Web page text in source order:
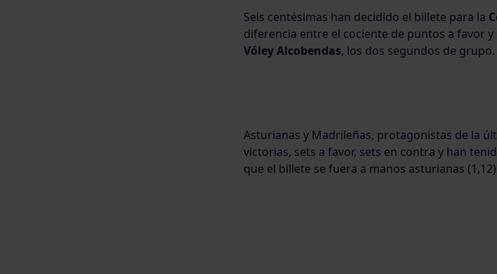
Seis centésimas han decidido el billete para la
diferencia entre el cociente de puntos a favor
Vóley Alcobendas, los dos segundos de grupo.
Asturianas y Madrileñas, protagonistas de la
victorias, sets a favor, sets en contra y han
que el billete se fuera a manos asturianas